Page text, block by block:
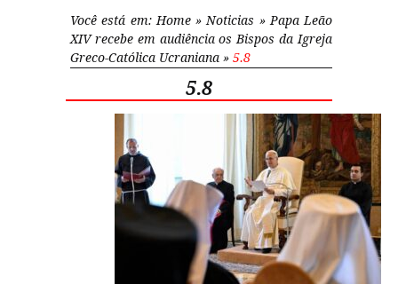
Você está em: Home» Noticias » Papa Leão
XIV recebe em audiência os Bispos da Igreja
Greco-Católica Ucraniana » 5.8
5.8